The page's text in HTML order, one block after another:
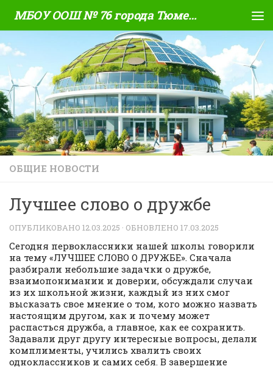
Skip to content МБОУ ООШ № 76 города Тюмени
ОБЩИЕ НОВОСТИ
Лучшее слово о дружбе
ОПУБЛИКОВАНО 12.03.2025 · ОБНОВЛЕНО 17.03.2025
Сегодня первоклассники нашей школы говорили
на тему «ЛУЧШЕЕ СЛОВО О ДРУЖБЕ». Сначала
разбирали небольшие задачки о дружбе,
взаимопонимании и доверии, обсуждали случаи
из их школьной жизни, каждый из них смог
высказать свое мнение о том, кого можно назвать
настоящим другом, как и почему может
распасться дружба, а главное, как ее сохранить.
Задавали друг другу интересные вопросы, делали
комплименты, учились хвалить своих
одноклассников и самих себя. В завершение